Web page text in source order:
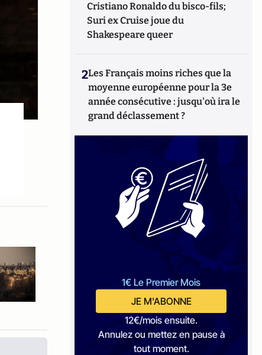
Cristiano Ronaldo du bisco-fils;
Suri ex Cruise joue du
Shakespeare queer
2Les Français moins riches que la
moyenne européenne pour la 3e
année consécutive : jusqu'où ira le
grand déclassement ?
1€ Le Premier Mois
JE M'ABONNE
12€/mois ensuite.
Annulez ou mettez en pause à
tout moment.